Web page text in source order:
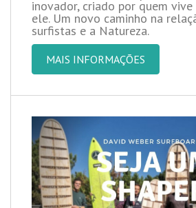
inovador, criado por quem
ele. Um novo caminho na
surfistas e a Natureza.
MAIS INFORMAÇÕES